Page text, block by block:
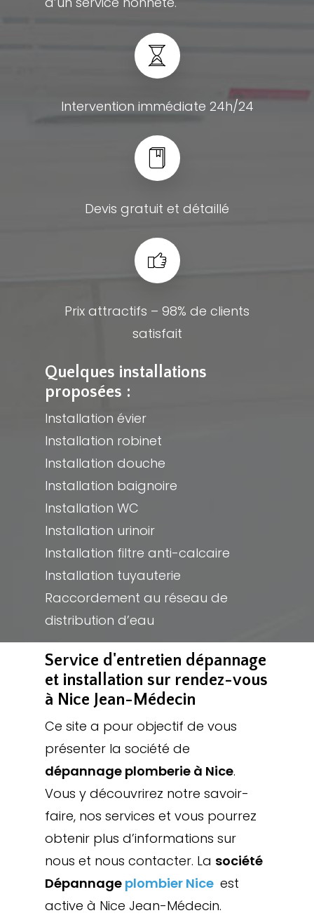
Intervention immédiate 24h/24
Devis gratuit et détaillé
Prix attractifs – 98% de clients
satisfait
Quelques installations
proposées :
Installation évier
Installation robinet
Installation douche
Installation baignoire
Installation WC
Installation urinoir
Installation filtre anti-calcaire
Installation tuyauterie
Raccordement au réseau de
distribution d’eau
Service d'entretien dépannage
et installation sur rendez-vous
à Nice Jean-Médecin
Ce site a pour objectif de vous
présenter la société de
dépannage plomberie à Nice.
Vous y découvrirez notre savoir-
faire, nos services et vous pourrez
obtenir plus d’informations sur
nous et nous contacter. La société
Dépannage plombier Nice est
active à Nice Jean-Médecin.